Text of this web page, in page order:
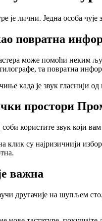
је лични. Једна особа
повратна
може помоћи неким
та повратна
када је звук гласнији
простори
користите звук који
клик су најризичнији
важна
другачије на шупљем